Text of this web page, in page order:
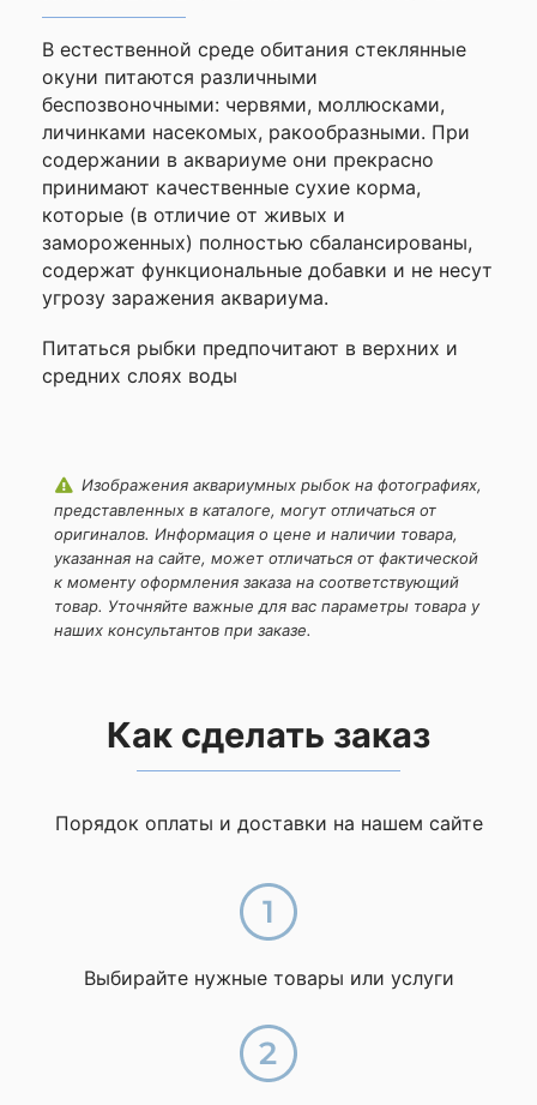
В естественной среде обитания стеклянные
окуни питаются различными
беспозвоночными: червями, моллюсками,
личинками насекомых, ракообразными. При
содержании в аквариуме они прекрасно
принимают качественные сухие корма,
которые (в отличие от живых и
замороженных) полностью сбалансированы,
содержат функциональные добавки и не несут
угрозу заражения аквариума.
Питаться рыбки предпочитают в верхних и
средних слоях воды
Изображения аквариумных рыбок на фотографиях,
представленных в каталоге, могут отличаться от
оригиналов. Информация о цене и наличии товара,
указанная на сайте, может отличаться от фактической
к моменту оформления заказа на соответствующий
товар. Уточняйте важные для вас параметры товара у
наших консультантов при заказе.
Как сделать заказ
Порядок оплаты и доставки на нашем сайте
Выбирайте нужные товары или услуги